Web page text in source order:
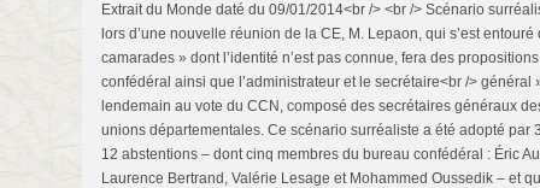
Extrait du Monde daté du 09/01/2014<br /> <br /> Scénario
lors d’une nouvelle réunion de la CE, M. Lepaon, qui s’est
camarades » dont l’identité n’est pas connue, fera des
confédéral ainsi que l’administrateur et le secrétaire<br /> général
lendemain au vote du CCN, composé des secrétaires généraux
unions départementales. Ce scénario surréaliste a été adopté par
12 abstentions – dont cinq membres du bureau confédéral : Éric
Laurence Bertrand, Valérie Lesage et Mohammed Oussedik – et